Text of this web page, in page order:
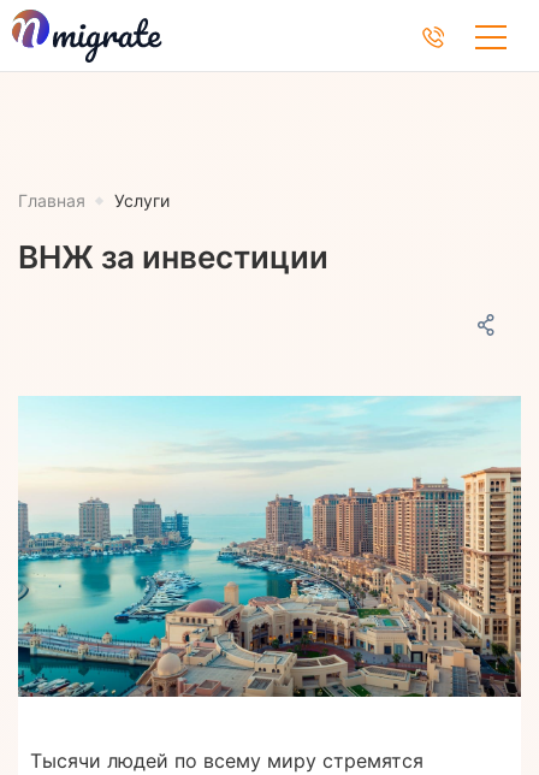
Главная Услуги
ВНЖ за инвестиции
Тысячи людей по всему миру стремятся